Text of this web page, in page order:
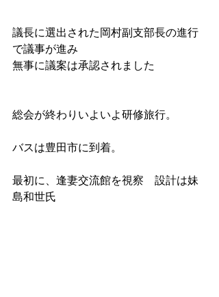
議長に選出された岡村副支部長の進行
で議事が進み
無事に議案は承認されました
総会が終わりいよいよ研修旅行。
バスは豊田市に到着。
最初に、逢妻交流館を視察　設計は妹
島和世氏